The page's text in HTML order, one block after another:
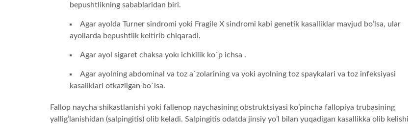
bepushtlikning sabablaridan biri.
Agar ayolda Turner sindromi yoki Fragile X sindromi kabi genetik kasalliklar mavjud bo’lsa, ular
ayollarda bepushtlik keltirib chiqaradi.
Agar ayol sigaret chaksa yokı ichkilik ko`p ichsa .
Agar ayolning abdominal va toz a`zolarining va yoki ayolning toz spaykalari va toz infeksiyasi
kasaliklari otkazilgan bo`lsa.
Fallop naycha shikastlanishi yoki fallenop naychasining obstruktsiyasi ko’pincha fallopiya trubasining
yallig’lanishidan (salpingitis) olib keladi. Salpingitis odatda jinsiy yo’l bilan yuqadigan kasallikka olib kelishi